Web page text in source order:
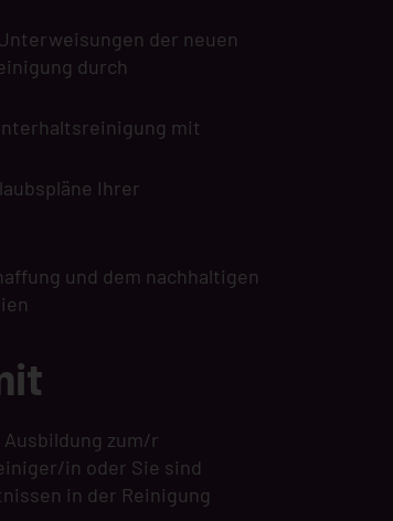
der neuen
durch
mit
Ihrer
und dem nachhaltigen
zum/r
in oder Sie sind
in der Reinigung